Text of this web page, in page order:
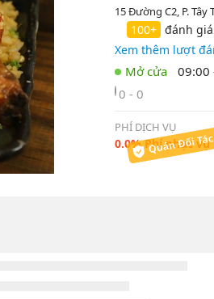
15 Đường C2, P. Tây
100+ đánh
Xem thêm lượt
09:00
0 - 0
PHÍ DỊCH VỤ
0.0% Phí phục vụ